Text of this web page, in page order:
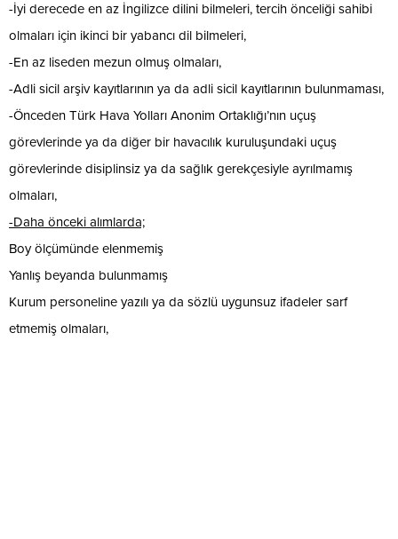
-İyi derecede en az İngilizce dilini bilmeleri, tercih önceliği sahibi
olmaları için ikinci bir yabancı dil bilmeleri,
-En az liseden mezun olmuş olmaları,
-Adli sicil arşiv kayıtlarının ya da adli sicil kayıtlarının bulunmaması,
-Önceden Türk Hava Yolları Anonim Ortaklığı’nın uçuş
görevlerinde ya da diğer bir havacılık kuruluşundaki uçuş
görevlerinde disiplinsiz ya da sağlık gerekçesiyle ayrılmamış
olmaları,
-Daha önceki alımlarda;
Boy ölçümünde elenmemiş
Yanlış beyanda bulunmamış
Kurum personeline yazılı ya da sözlü uygunsuz ifadeler sarf
etmemiş olmaları,